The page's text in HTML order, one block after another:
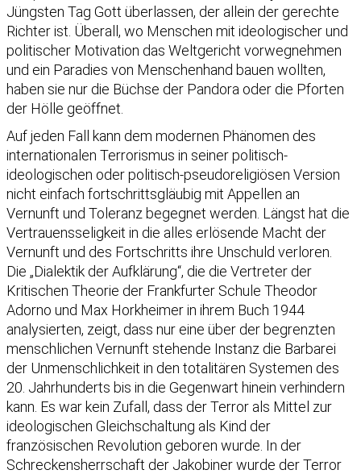
Jüngsten Tag Gott überlassen, der allein der gerechte
Richter ist. Überall, wo Menschen mit ideologischer und
politischer Motivation das Weltgericht vorwegnehmen
und ein Paradies von Menschenhand bauen wollten,
haben sie nur die Büchse der Pandora oder die Pforten
der Hölle geöffnet.
Auf jeden Fall kann dem modernen Phänomen des
internationalen Terrorismus in seiner politisch-
ideologischen oder politisch-pseudoreligiösen Version
nicht einfach fortschrittsgläubig mit Appellen an
Vernunft und Toleranz begegnet werden. Längst hat die
Vertrauensseligkeit in die alles erlösende Macht der
Vernunft und des Fortschritts ihre Unschuld verloren.
Die „Dialektik der Aufklärung“, die die Vertreter der
Kritischen Theorie der Frankfurter Schule Theodor
Adorno und Max Horkheimer in ihrem Buch 1944
analysierten, zeigt, dass nur eine über der begrenzten
menschlichen Vernunft stehende Instanz die Barbarei
der Unmenschlichkeit in den totalitären Systemen des
20. Jahrhunderts bis in die Gegenwart hinein verhindern
kann. Es war kein Zufall, dass der Terror als Mittel zur
ideologischen Gleichschaltung als Kind der
französischen Revolution geboren wurde. In der
Schreckensherrschaft der Jakobiner wurde der Terror